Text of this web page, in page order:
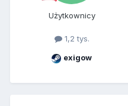
Użytkownicy
1,2 tys.
exigow